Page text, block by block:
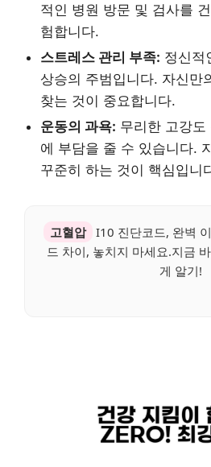
적인 병원 방문 및 검사를
험합니다.
스트레스 관리 부족: 정신적
상승의 주범입니다. 자신만
찾는 것이 중요합니다.
운동의 과욕: 무리한 고강
에 부담을 줄 수 있습니다.
꾸준히 하는 것이 핵심입니
고혈압
I10 진단코드, 완벽
드 차이, 놓치지 마세요.지금
게 알기!